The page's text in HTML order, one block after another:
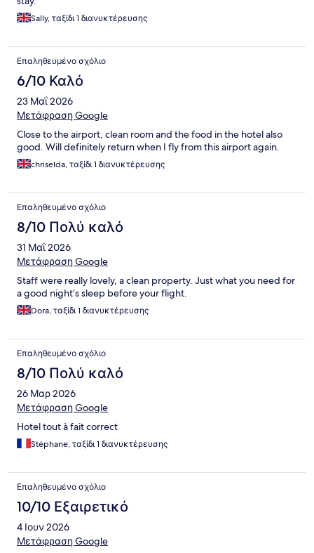
Sally, ταξίδι 1 διανυκτέρευσης
Επαληθευμένο σχόλιο
6/10 Καλό
23 Μαΐ 2026
Μετάφραση Google
Close to the airport, clean room and the food in the hotel also
good. Will definitely return when I fly from this airport again.
chriselda, ταξίδι 1 διανυκτέρευσης
Επαληθευμένο σχόλιο
8/10 Πολύ καλό
31 Μαΐ 2026
Μετάφραση Google
Staff were really lovely, a clean property. Just what you need for
a good night’s sleep before your flight.
Dora, ταξίδι 1 διανυκτέρευσης
Επαληθευμένο σχόλιο
8/10 Πολύ καλό
26 Μαρ 2026
Μετάφραση Google
Hotel tout à fait correct
Stéphane, ταξίδι 1 διανυκτέρευσης
Επαληθευμένο σχόλιο
10/10 Εξαιρετικό
4 Ιουν 2026
Μετάφραση Google